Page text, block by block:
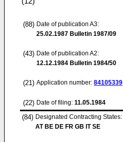
(88) Date of publication A3:
25.02.1987 Bulletin 1987/09
(43) Date of publication A2:
12.12.1984 Bulletin 1984/50
(21) Application number: 84105339
(22) Date of filing: 11.05.1984
(84) Designated Contracting States:
AT BE DE FR GB IT SE